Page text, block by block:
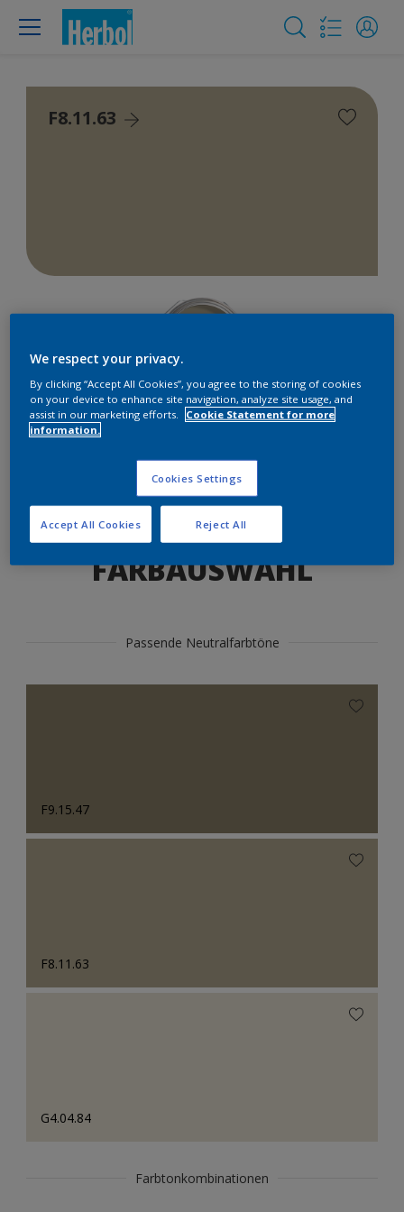
F8.11.63
Produkte in diesem Farbton finden
FARBAUSWAHL
Passende Neutralfarbtöne
F9.15.47
F8.11.63
G4.04.84
Farbtonkombinationen
We respect your privacy.
By clicking “Accept All Cookies”, you agree to the storing of cookies
on your device to enhance site navigation, analyze site usage, and
assist in our marketing efforts.
Cookie Statement for more
information.
Cookies Settings
Reject All
Accept All Cookies